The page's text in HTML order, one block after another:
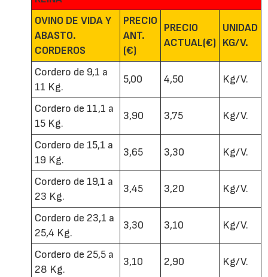
OVINO DE VIDA Y
ABASTO.
CORDEROS
PRECIO
ANT.
(€)
PRECIO
ACTUAL(€)
UNIDAD
KG/V.
Cordero de 9,1 a
11 Kg.
5,00 4,50 Kg/V.
Cordero de 11,1 a
15 Kg.
3,90 3,75 Kg/V.
Cordero de 15,1 a
19 Kg.
3,65 3,30 Kg/V.
Cordero de 19,1 a
23 Kg.
3,45 3,20 Kg/V.
Cordero de 23,1 a
25,4 Kg.
3,30 3,10 Kg/V.
Cordero de 25,5 a
28 Kg.
3,10 2,90 Kg/V.